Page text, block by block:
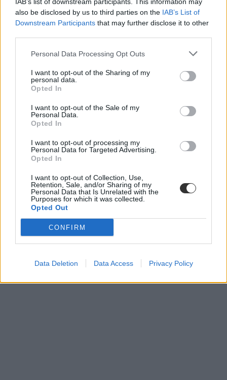
also be disclosed by us to third parties on the IAB’s List of
Downstream Participants that may further disclose it to other
Personal Data Processing Opt Outs
I want to opt-out of the Sharing of my
personal data.
Opted In
I want to opt-out of the Sale of my
Personal Data.
Opted In
I want to opt-out of processing my
Personal Data for Targeted Advertising.
Opted In
I want to opt-out of Collection, Use,
Retention, Sale, and/or Sharing of my
Personal Data that Is Unrelated with the
Purposes for which it was collected.
Opted Out
CONFIRM
Data Deletion Data Access Privacy Policy
ellenőrzés
líra
mérés
könyvesbolt
LMBTQI